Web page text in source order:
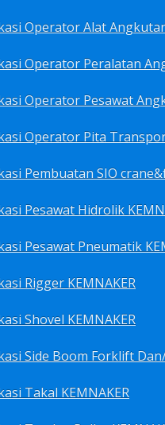
Pesawat Hidrolik
Pesawat Pneumatik
Rigger KEMNAKER
Shovel KEMNAKER
Takal KEMNAKER